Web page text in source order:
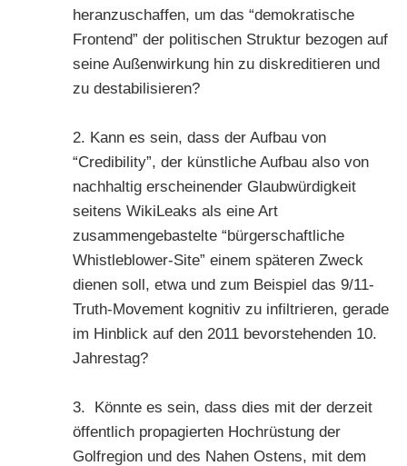
heranzuschaffen, um das “demokratische
Frontend” der politischen Struktur bezogen auf
seine Außenwirkung hin zu diskreditieren und
zu destabilisieren?
2. Kann es sein, dass der Aufbau von
“Credibility”, der künstliche Aufbau also von
nachhaltig erscheinender Glaubwürdigkeit
seitens WikiLeaks als eine Art
zusammengebastelte “bürgerschaftliche
Whistleblower-Site” einem späteren Zweck
dienen soll, etwa und zum Beispiel das 9/11-
Truth-Movement kognitiv zu infiltrieren, gerade
im Hinblick auf den 2011 bevorstehenden 10.
Jahrestag?
3. Könnte es sein, dass dies mit der derzeit
öffentlich propagierten Hochrüstung der
Golfregion und des Nahen Ostens, mit dem